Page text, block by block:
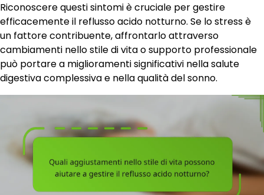
Riconoscere questi sintomi è cruciale per gestire
efficacemente il reflusso acido notturno. Se lo stress è
un fattore contribuente, affrontarlo attraverso
cambiamenti nello stile di vita o supporto professionale
può portare a miglioramenti significativi nella salute
digestiva complessiva e nella qualità del sonno.